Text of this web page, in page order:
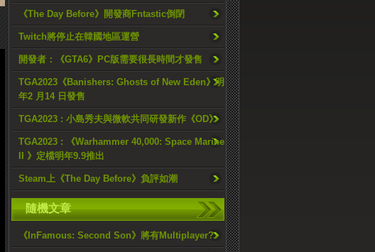
《The Day Before》開發商Fntastic倒閉
Twitch將停止在韓國地區運營
開發者：《GTA6》PC版需要很長時間才發售
TGA2023《Banishers: Ghosts of New Eden》明
年2 月14 日發售
TGA2023 : 小島秀夫與微軟共同研發新作《OD》
TGA2023 : 《Warhammer 40,000: Space Marine
II 》定檔明年9.9推出
Steam上《The Day Before》負評如潮
隨機文章
《InFamous: Second Son》將有Multiplayer?